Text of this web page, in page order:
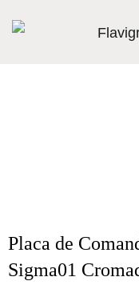
Placa de
Sigma01